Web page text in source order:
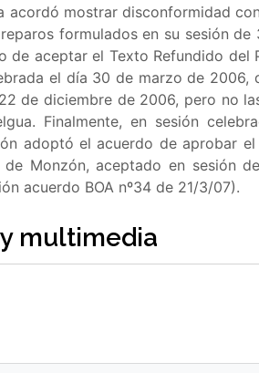
acordó mostrar disconformidad
formulados en su sesión
de aceptar el Texto Refundido del
el día 30 de marzo de
de diciembre de 2006, pero no
Finalmente, en sesión
adoptó el acuerdo de aprobar
de Monzón, aceptado en sesión
acuerdo BOA nº34 de 21/3/07).
multimedia